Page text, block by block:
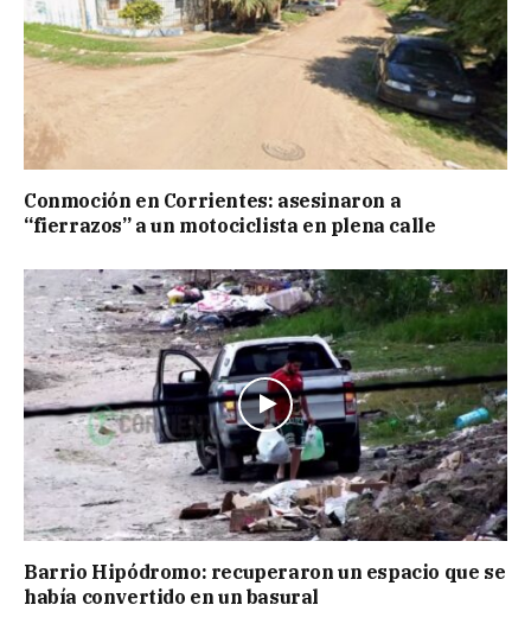
Conmoción en Corrientes: asesinaron a
“fierrazos” a un motociclista en plena calle
Barrio Hipódromo: recuperaron un espacio que se
había convertido en un basural